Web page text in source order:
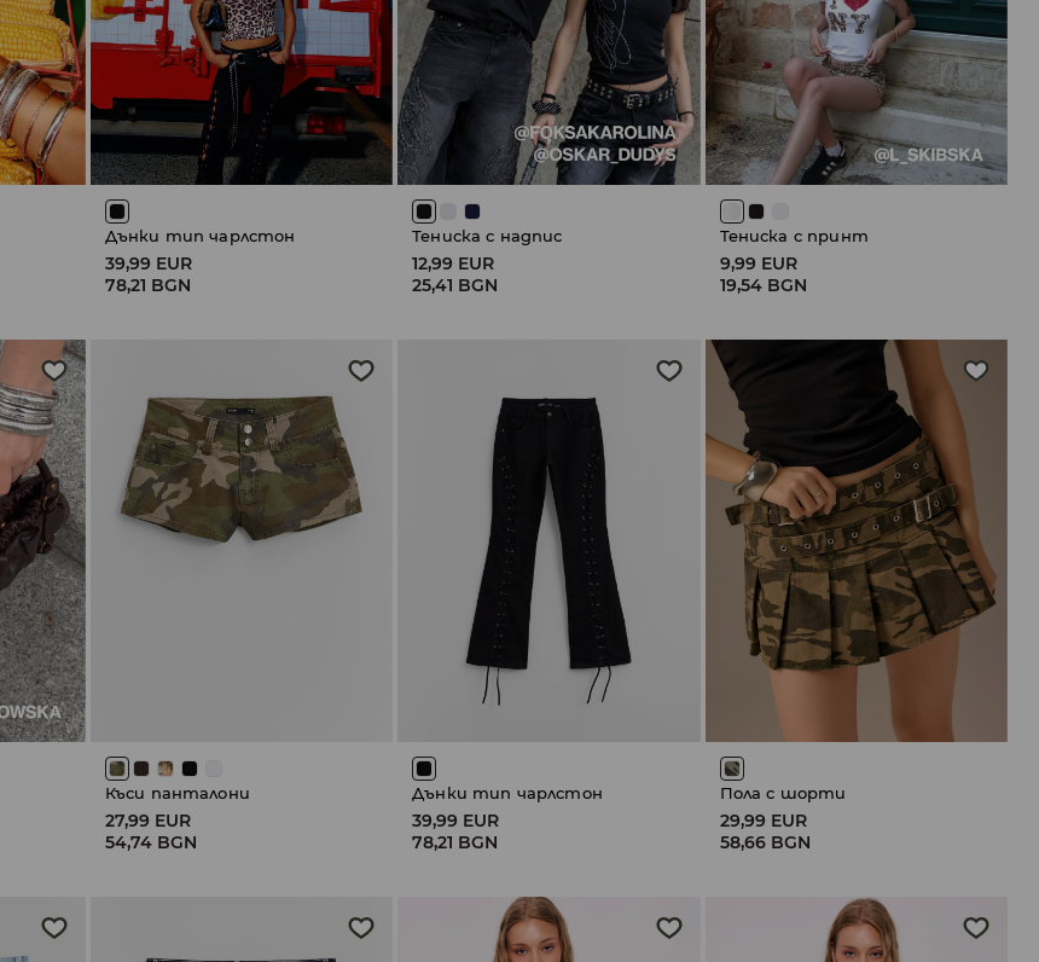
Дънки тип чарлстон
39,99 EUR
78,21 BGN
Тениска с надпис
12,99 EUR
25,41 BGN
Тениска с принт
9,99 EUR
19,54 BGN
Къси панталони
27,99 EUR
54,74 BGN
Дънки тип чарлстон
39,99 EUR
78,21 BGN
Пола с шорти
29,99 EUR
58,66 BGN